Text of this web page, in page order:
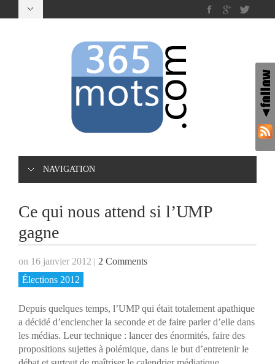
NAVIGATION
Ce qui nous attend si l’UMP
gagne
on 16 janvier 2012 | 2 Comments
Élections 2012
Depuis quelques temps, l’UMP qui était totalement apathique
a décidé d’enclencher la seconde et de faire parler d’elle dans
les médias. Leur technique : lancer des énormités, faire des
propositions sujettes à polémique, dans le but d’entretenir le